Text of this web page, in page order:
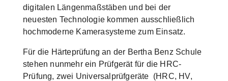
digitalen Längenmaßstäben und bei der
neuesten Technologie kommen ausschließlich
hochmoderne Kamerasysteme zum Einsatz.
Für die Härteprüfung an der Bertha Benz Schule
stehen nunmehr ein Prüfgerät für die HRC-
Prüfung, zwei Universalprüfgeräte (HRC, HV,